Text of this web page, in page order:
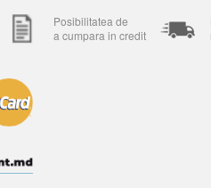
Posibilitatea de
a cumpara in credit